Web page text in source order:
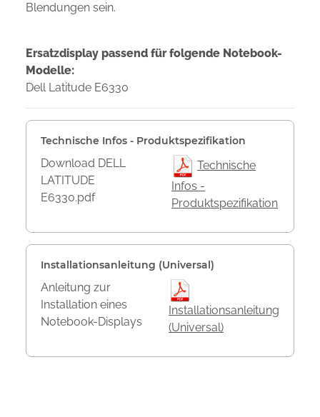
Blendungen sein.
Ersatzdisplay passend für folgende Notebook-
Modelle:
Dell Latitude E6330
Technische Infos - Produktspezifikation
Download DELL
LATITUDE
E6330.pdf
Technische
Infos -
Produktspezifikation
Installationsanleitung (Universal)
Anleitung zur
Installation eines
Notebook-Displays
Installationsanleitung
(Universal)